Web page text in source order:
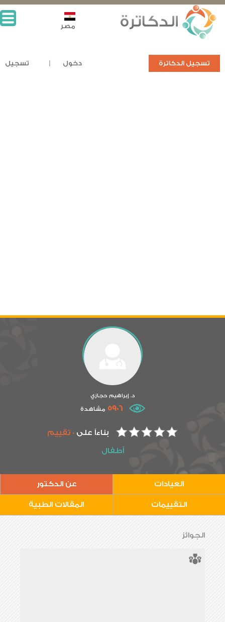
تسجيل الدكاترة دخول تسجيل
مصر
د. إبراهيم حجازي
5906 مشاهدة
بناءاً على0 تقييم
أطفال
العيادات عن الدكتور
التقييمات المقالات الطبية
الجوائز